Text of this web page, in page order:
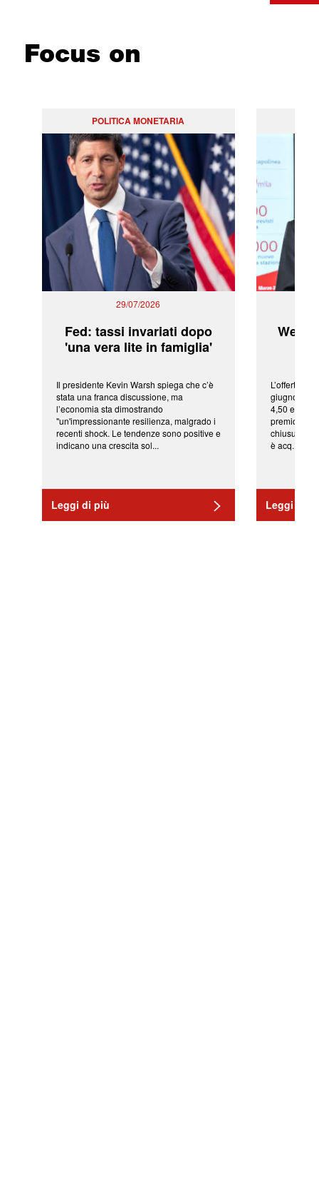
Focus on
POLITICA MONETARIA
29/07/2026
Fed: tassi invariati dopo
'una vera lite in famiglia'
Il presidente Kevin Warsh spiega che c’è
stata una franca discussione, ma
l’economia sta dimostrando
"un'impressionante resilienza, malgrado i
recenti shock. Le tendenze sono positive e
indicano una crescita sol...
Leggi di più
L’offerta
giugno da
4,50 euro
premio di
chiusura
è acq...
Leggi di